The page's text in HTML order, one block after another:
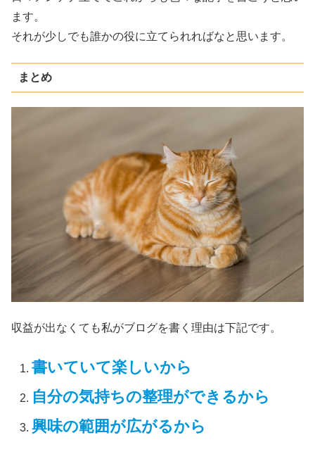
ます。
それが少しでも誰かの役に立てられればなと思います。
まとめ
収益が出なくても私がブログを書く理由は下記です。
書いていて楽しいから
自分の気持ちの整理ができるから
興味の範囲が広がるから